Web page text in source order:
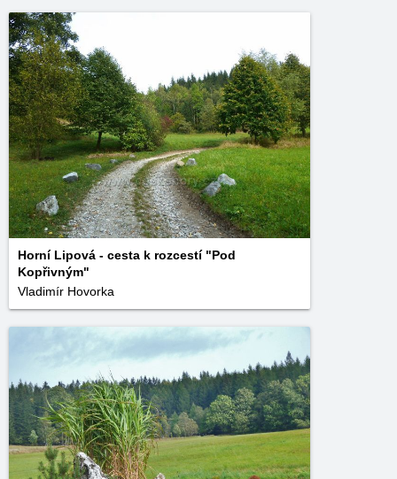
Horní Lipová - cesta k rozcestí "Pod
Kopřivným"
Vladimír Hovorka